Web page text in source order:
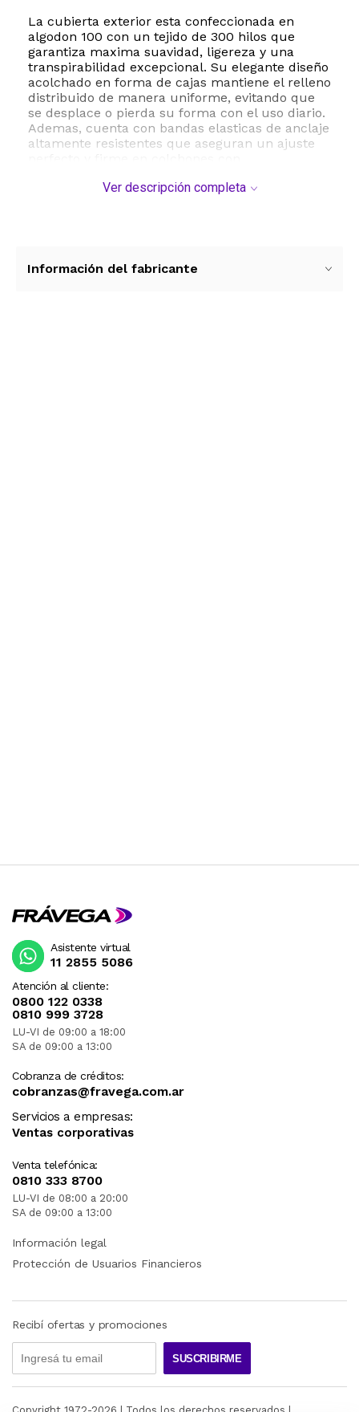
La cubierta exterior esta confeccionada en
algodon 100 con un tejido de 300 hilos que
garantiza maxima suavidad, ligereza y una
transpirabilidad excepcional. Su elegante diseño
acolchado en forma de cajas mantiene el relleno
distribuido de manera uniforme, evitando que
se desplace o pierda su forma con el uso diario.
Ademas, cuenta con bandas elasticas de anclaje
altamente resistentes que aseguran un ajuste
molestos deslizamientos.
Su mantenimiento es sumamente sencillo,
Ver descripción completa
Información del fabricante
Atención al cliente:
0800 122 0338
0810 999 3728
LU-VI de 09:00 a 18:00
SA de 09:00 a 13:00
Cobranza de créditos:
cobranzas@fravega.com.ar
Servicios a empresas:
Ventas corporativas
Venta telefónica:
0810 333 8700
LU-VI de 08:00 a 20:00
SA de 09:00 a 13:00
Asistente virtual
11 2855 5086
Información legal
Protección de Usuarios Financieros
Recibí ofertas y promociones
SUSCRIBIRME